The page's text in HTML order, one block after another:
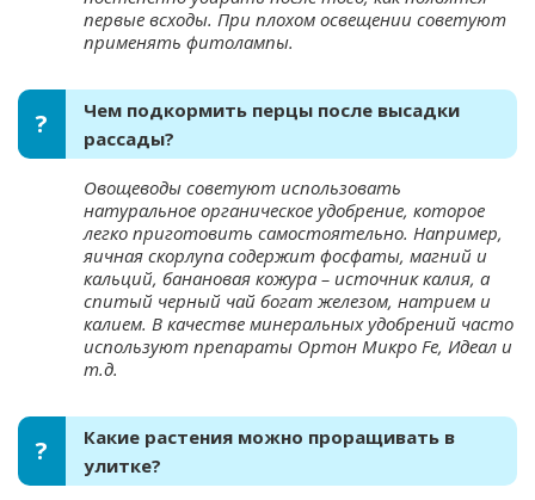
первые всходы. При плохом освещении советуют
применять фитолампы.
Чем подкормить перцы после высадки
рассады?
Овощеводы советуют использовать
натуральное органическое удобрение, которое
легко приготовить самостоятельно. Например,
яичная скорлупа содержит фосфаты, магний и
кальций, банановая кожура – источник калия, а
спитый черный чай богат железом, натрием и
калием. В качестве минеральных удобрений часто
используют препараты Ортон Микро Fe, Идеал и
т.д.
Какие растения можно проращивать в
улитке?